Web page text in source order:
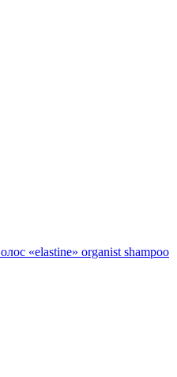
«elastine» organist shampoo